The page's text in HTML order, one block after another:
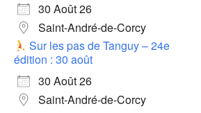
30 Août 26
Saint-André-de-Corcy
Sur les pas de Tanguy – 24e
édition : 30 août
30 Août 26
Saint-André-de-Corcy